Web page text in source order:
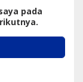
pada